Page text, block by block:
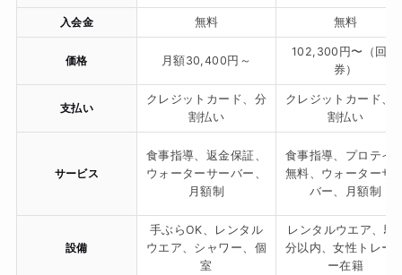
入会金 無料 無料
価格 月額30,400円～
102,300円〜（回数
券）
支払い
クレジットカード、分
割払い
クレジットカード、
割払い
サービス
食事指導、返金保証、
ウォーターサーバー、
月額制
食事指導、プロテイ
無料、ウォーターサ
バー、月額制
設備
手ぶらOK、レンタル
ウエア、シャワー、個
室
レンタルウエア、駅
分以内、女性トレー
ー在籍